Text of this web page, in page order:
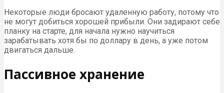
Некоторые люди бросают удаленную работу, потому что
не могут добиться хорошей прибыли. Они задирают себе
планку на старте, для начала нужно научиться
зарабатывать хотя бы по доллару в день, а уже потом
двигаться дальше.
Пассивное хранение